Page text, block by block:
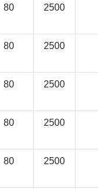
80 2500
80 2500
80 2500
80 2500
80 2500